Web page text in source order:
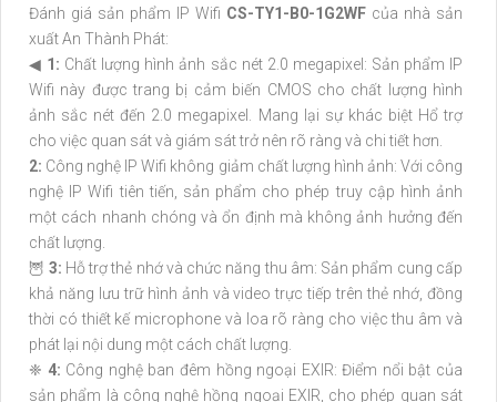
Đánh giá sản phẩm IP Wifi CS-TY1-B0-1G2WF của nhà sản
xuất An Thành Phát:
◀ 1: Chất lượng hình ảnh sắc nét 2.0 megapixel: Sản phẩm IP
Wifi này được trang bị cảm biến CMOS cho chất lượng hình
ảnh sắc nét đến 2.0 megapixel. Mang lại sự khác biệt Hổ trợ
cho việc quan sát và giám sát trở nên rõ ràng và chi tiết hơn.
2: Công nghệ IP Wifi không giảm chất lượng hình ảnh: Với công
nghệ IP Wifi tiên tiến, sản phẩm cho phép truy cập hình ảnh
một cách nhanh chóng và ổn định mà không ảnh hưởng đến
chất lượng.
🦉 3: Hỗ trợ thẻ nhớ và chức năng thu âm: Sản phẩm cung cấp
khả năng lưu trữ hình ảnh và video trực tiếp trên thẻ nhớ, đồng
thời có thiết kế microphone và loa rõ ràng cho việc thu âm và
phát lại nội dung một cách chất lượng.
❈ 4: Công nghệ ban đêm hồng ngoại EXIR: Điểm nổi bật của
sản phẩm là công nghệ hồng ngoại EXIR, cho phép quan sát